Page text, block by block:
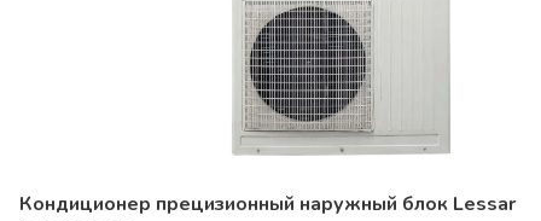
Кондиционер прецизионный наружный блок Lessar